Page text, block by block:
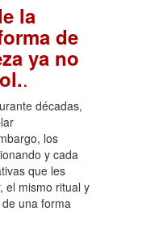
la
de
ya no
.
décadas,
los
y cada
que les
el mismo ritual y
una forma